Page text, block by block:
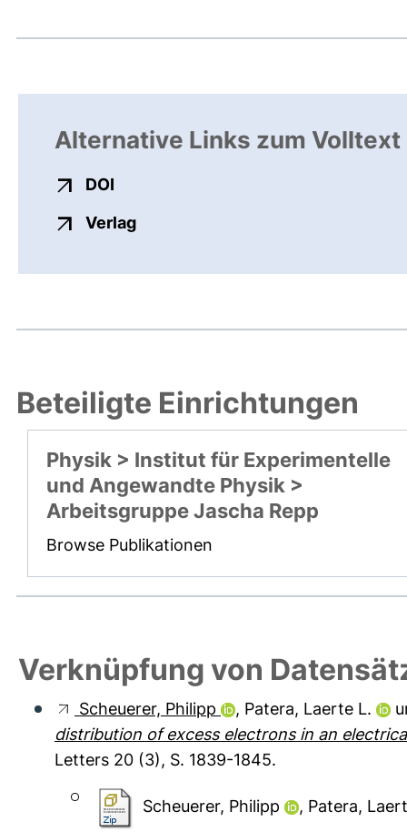
Alternative Links zum Volltext
DOI
Verlagexterner Link, öffnet neues
Beteiligte Einrichtungen
Physik > Institut für Experimentelle
und Angewandte Physik >
Arbeitsgruppe Jascha Repp
Browse Publikationen
Verknüpfung von
Scheuerer, Philipp , Patera, Laerte L.
distribution of excess electrons in an
Letters 20 (3), S. 1839-1845.
Scheuerer, Philipp , Patera,